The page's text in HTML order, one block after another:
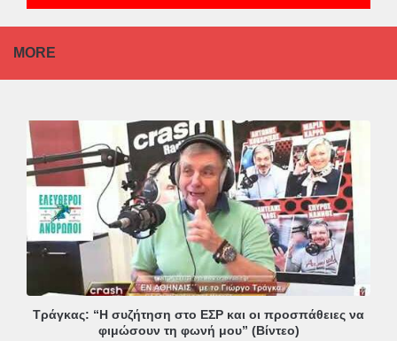
MORE
Τράγκας: “Η συζήτηση στο ΕΣΡ και οι προσπάθειες να
φιμώσουν τη φωνή μου” (Βίντεο)